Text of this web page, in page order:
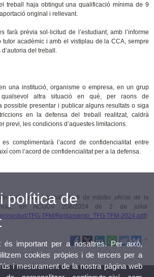
treball haja obtingut una qualificació mínima de 9
original i rellevant.
farà prèvia sol·licitud de l’estudiant, amb l’informe
tutor acadèmic i amb el vistiplau de la CCA, sempre
del treball.
una institució, organisme o empresa, en un grup
qualsevol altra situació en què, per raons de
possible presentar i publicar alguns resultats o siga
en la defensa del treball realitzat, caldrà
previ, les condicions d’aquestes limitacions.
complimentarà l’acord de confidencialitat entre
com l’acord de confidencialitat per a la defensa.
fi de grau i treball de fi de màster oficial de la
en ACGUV 206/2024 de 2 de juliol
TFG-TFM/Reglamento_TFG-TFM-2024.pdf)
política de
és important per a nosaltres. Per això,
cookies pròpies i de tercers per a
i mesurament de la nostra pàgina web